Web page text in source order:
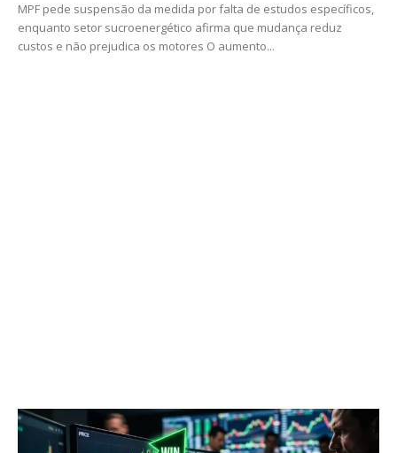
MPF pede suspensão da medida por falta de estudos específicos,
enquanto setor sucroenergético afirma que mudança reduz
custos e não prejudica os motores O aumento...